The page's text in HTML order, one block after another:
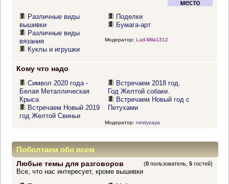
Различные виды
вышивки
Различные виды
вязания
Куклы и игрушки
Поделки
Бумага-арт
Модератор: Lud-Mila1312
Кому что надо
Символ 2020 года -
Белая Металлическая
Крыса
Встречаем Новый 2019
год Желтой Свиньи
Встречаем 2018 год.
Год Желтой собаки.
Встречаем Новый год с
Петухами
Модератор: nestyzaya
Поболтаем обо всем
Любые темы для разговоров (0 пользователь,5 гостей)
Все, что нас интересует, кроме вышивки